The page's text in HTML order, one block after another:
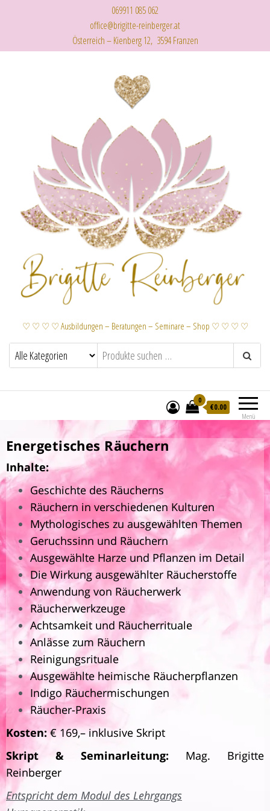
069911 085 062
office@brigitte-reinberger.at
Österreich – Kienberg 12, 3594 Franzen
♡ ♡ ♡ ♡ Ausbildungen – Beratungen – Seminare – Shop ♡ ♡ ♡ ♡
Menü
0
€0.00
Energetisches Räuchern
Energetisches Räuchern
Inhalte:
Geschichte des Räucherns
Räuchern in verschiedenen Kulturen
Mythologisches zu ausgewählten Themen
Geruchssinn und Räuchern
Ausgewählte Harze und Pflanzen im Detail
Die Wirkung ausgewählter Räucherstoffe
Anwendung von Räucherwerk
Räucherwerkzeuge
Achtsamkeit und Räucherrituale
Anlässe zum Räuchern
Reinigungsrituale
Ausgewählte heimische Räucherpflanzen
Indigo Räuchermischungen
Räucher-Praxis
Kosten: € 169,– inklusive Skript
Skript & Seminarleitung: Mag. Brigitte
Reinberger
Entspricht dem Modul des Lehrgangs